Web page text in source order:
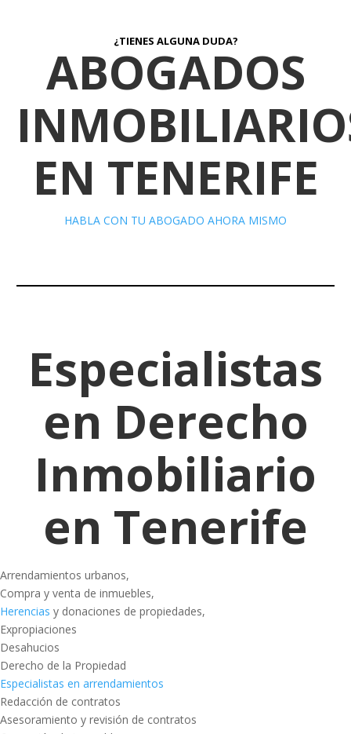
¿TIENES ALGUNA DUDA?
ABOGADOS
EN TENERIFE
HABLA CON TU ABOGADO AHORA MISMO
Especialistas
en Derecho
Inmobiliario
en Tenerife
Arrendamientos urbanos,
Compra y venta de inmuebles,
Herencias y donaciones de propiedades,
Expropiaciones
Desahucios
Derecho de la Propiedad
Especialistas en arrendamientos
Redacción de contratos
Asesoramiento y revisión de contratos